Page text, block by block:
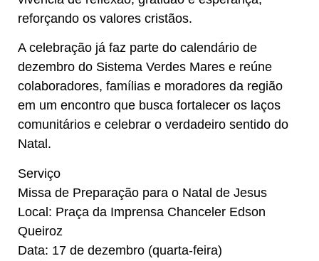
reforçando os valores cristãos.
A celebração já faz parte do calendário de
dezembro do Sistema Verdes Mares e reúne
colaboradores, famílias e moradores da região
em um encontro que busca fortalecer os laços
comunitários e celebrar o verdadeiro sentido do
Natal.
Serviço
Missa de Preparação para o Natal de Jesus
Local: Praça da Imprensa Chanceler Edson
Queiroz
Data: 17 de dezembro (quarta-feira)